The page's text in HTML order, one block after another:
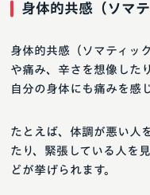
身体的共感（ソマ
身体的共感（ソマティッ
や痛み、辛さを想像した
自分の身体にも痛みを感
たとえば、体調が悪い人
たり、緊張している人を
どが挙げられます。